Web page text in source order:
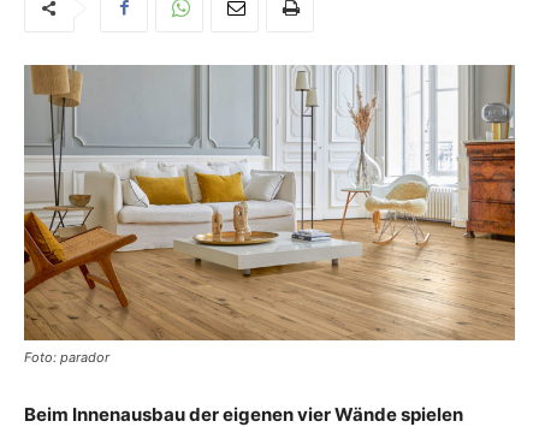
Foto: parador
Beim Innenausbau der eigenen vier Wände spielen